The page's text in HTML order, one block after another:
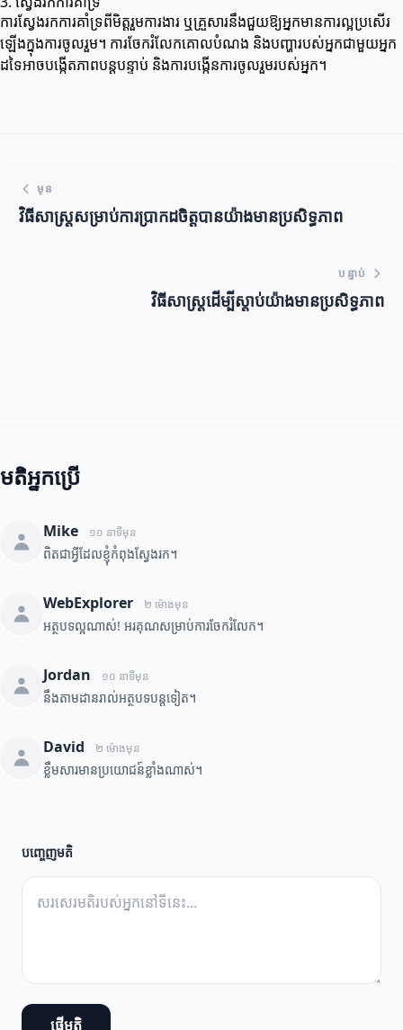
ការស្វែងរកការគាំទ្រពីមិត្តរួមការងារ ឬគ្រួសារនឹងជួយឱ្យអ្នកមានការល្អប្រសើរ
ឡើងក្នុងការចូលរួម។ ការចែករំលែកគោលបំណង និងបញ្ហារបស់អ្នកជាមួយអ្នក
ដទៃអាចបង្កើតភាពបន្តបន្ទាប់ និងការបង្កើនការចូលរួមរបស់អ្នក។
មុន
វិធីសាស្ត្រសម្រាប់ការប្រាកដចិត្តបានយ៉ាងមានប្រសិទ្ធភាព
បន្ទាប់
វិធីសាស្ត្រដើម្បីស្តាប់យ៉ាងមានប្រសិទ្ធភាព
មតិអ្នកប្រើ
Mike ១០ នាទីមុន
ពិតជាអ្វីដែលខ្ញុំកំពុងស្វែងរក។
WebExplorer ២ ម៉ោងមុន
អត្ថបទល្អណាស់! អរគុណសម្រាប់ការចែករំលែក។
Jordan ១០ នាទីមុន
នឹងតាមដានរាល់អត្ថបទបន្តទៀត។
David ២ ម៉ោងមុន
ខ្លឹមសារមានប្រយោជន៍ខ្លាំងណាស់។
បញ្ចេញមតិ
ផ្ញើមតិ